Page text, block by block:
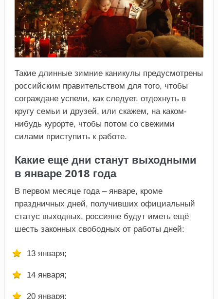
Такие длинные зимние каникулы предусмотрены
российским правительством для того, чтобы
сограждане успели, как следует, отдохнуть в
кругу семьи и друзей, или скажем, на каком-
нибудь курорте, чтобы потом со свежими
силами приступить к работе.
Какие еще дни станут выходными
в январе 2018 года
В первом месяце года – январе, кроме
праздничных дней, получивших официальный
статус выходных, россияне будут иметь ещё
шесть законных свободных от работы дней:
13 января;
14 января;
20 января;